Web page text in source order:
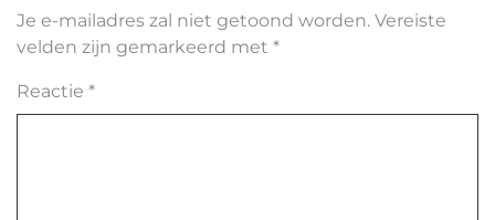
Je e-mailadres zal niet getoond worden. Vereiste
velden zijn gemarkeerd met *
Reactie *